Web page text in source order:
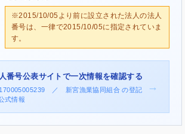
※2015/10/05より前に設立された法人の法人
番号は、一律で2015/10/05に指定されていま
す。
番号公表サイトで一次情報を確認する
／ 新宮漁業協同組合 の登記
式情報
→